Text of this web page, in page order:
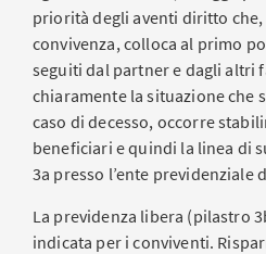
priorità degli aventi diritto che,
convivenza, colloca al primo
seguiti dal partner e dagli altri
chiaramente la situazione che
caso di decesso, occorre
beneficiari e quindi la linea di
3a presso l’ente previdenziale
La previdenza libera (pilastro
indicata per i conviventi.